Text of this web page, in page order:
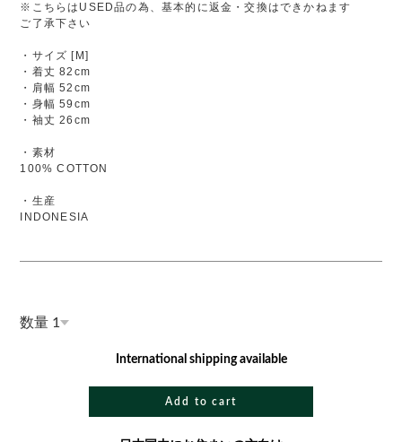
※こちらはUSED品の為、基本的に返金・交換はできかねます
ご了承下さい
・サイズ [M]
・着丈 82cm
・肩幅 52cm
・身幅 59cm
・袖丈 26cm
・素材
100% COTTON
・生産
INDONESIA
数量
International shipping available
Add to cart